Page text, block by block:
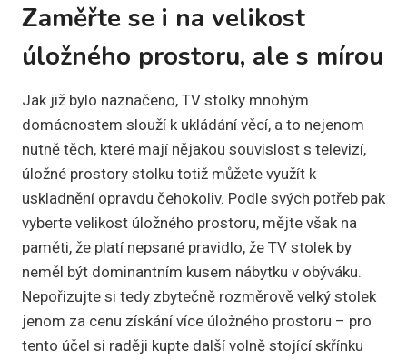
Zaměřte se i na velikost
úložného prostoru, ale s mírou
Jak již bylo naznačeno, TV stolky mnohým
domácnostem slouží k ukládání věcí, a to nejenom
nutně těch, které mají nějakou souvislost s televizí,
úložné prostory stolku totiž můžete využít k
uskladnění opravdu čehokoliv. Podle svých potřeb pak
vyberte velikost úložného prostoru, mějte však na
paměti, že platí nepsané pravidlo, že TV stolek by
neměl být dominantním kusem nábytku v obýváku.
Nepořizujte si tedy zbytečně rozměrově velký stolek
jenom za cenu získání více úložného prostoru – pro
tento účel si raději kupte další volně stojící skřínku